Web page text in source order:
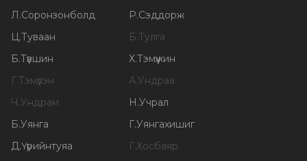
Л.Соронзонболд Р.Сэддорж
Ц.Туваан Б.Тулга
Б.Түвшин Х.Тэмүүжин
Г.Тэмүүлэн А.Ундраа
Ч.Ундрам Н.Учрал
Б.Уянга Г.Уянгахишиг
Д.Үүрийнтуяа Г.Хосбаяр